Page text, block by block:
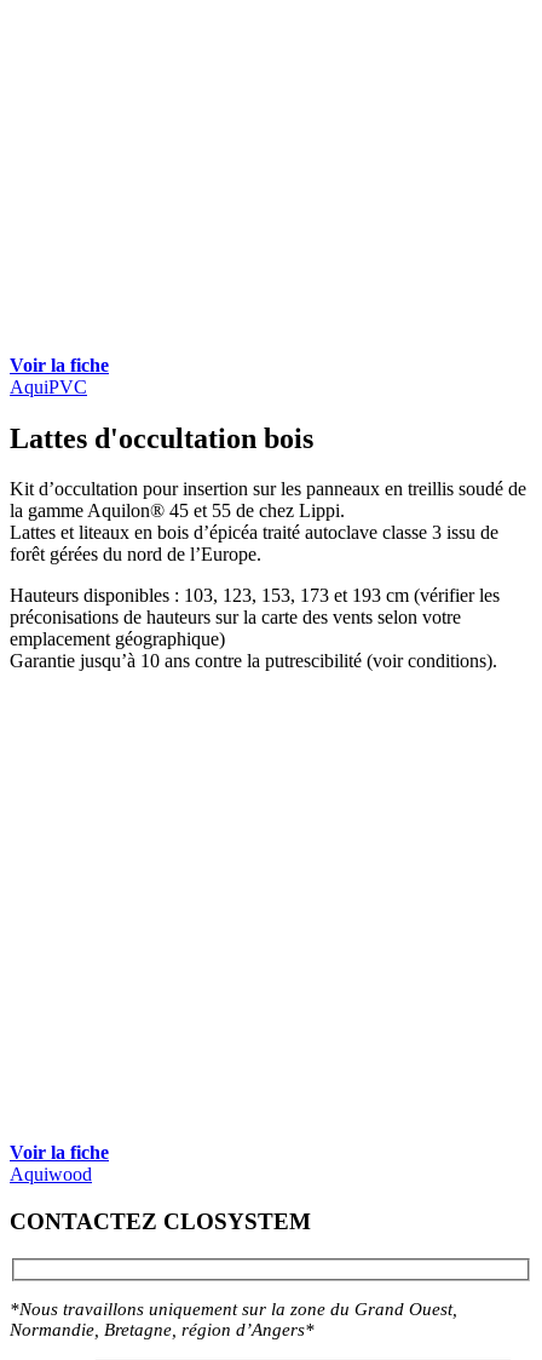
Voir la fiche
AquiPVC
Lattes d'occultation bois
Kit d’occultation pour insertion sur les panneaux en treillis soudé de
la gamme Aquilon® 45 et 55 de chez Lippi.
Lattes et liteaux en bois d’épicéa traité autoclave classe 3 issu de
forêt gérées du nord de l’Europe.
Hauteurs disponibles : 103, 123, 153, 173 et 193 cm (vérifier les
préconisations de hauteurs sur la carte des vents selon votre
emplacement géographique)
Garantie jusqu’à 10 ans contre la putrescibilité (voir conditions).
Voir la fiche
Aquiwood
CONTACTEZ CLOSYSTEM
*Nous travaillons uniquement sur la zone du Grand Ouest,
Normandie, Bretagne, région d’Angers*